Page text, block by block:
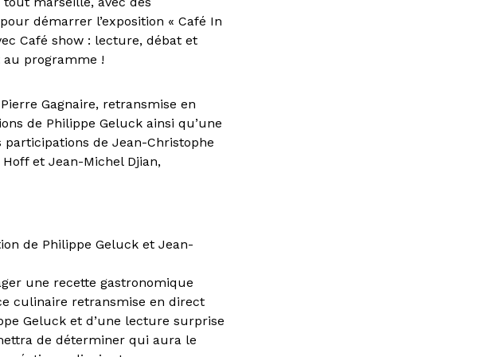
démarrer l’exposition « Café In
Café show : lecture, débat et
programme !
Gagnaire, retransmise en
de Philippe Geluck ainsi qu’une
de Jean-Christophe
et Jean-Michel Djian,
de Philippe Geluck et Jean-
une recette gastronomique
culinaire retransmise en direct
Geluck et d’une lecture surprise
de déterminer qui aura le